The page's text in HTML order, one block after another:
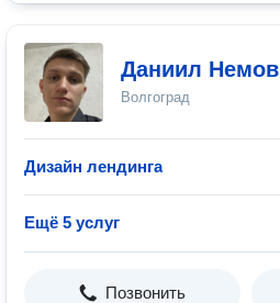
Даниил Немов
Волгоград
Дизайн лендинга
Ещё 5 услуг
Позвонить